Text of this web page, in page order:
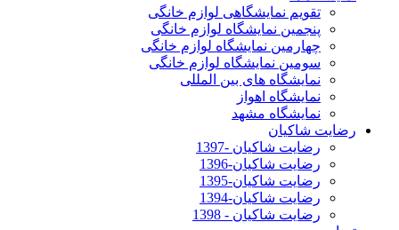
تقویم نمایشگاهی لوازم خانگی
پنجمین نمایشگاه لوازم خانگی
چهارمین نمایشگاه لوازم خانگی
سومین نمایشگاه لوازم خانگی
نمایشگاه های بین المللی
نمایشگاه اهواز
نمایشگاه مشهد
رضایت شاکیان
رضایت شاکیان -1397
رضایت شاکیان-1396
رضایت شاکیان-1395
رضایت شاکیان-1394
رضایت شاکیان - 1398